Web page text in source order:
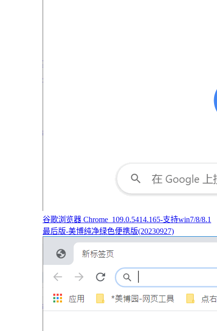
谷歌浏览器 Chrome_109.0.5414.165-支持win7/8/8.1
最后版-美博纯净绿色便携版(20230927)